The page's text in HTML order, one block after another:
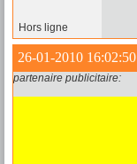
Hors ligne
26-01-2010 16:02:50
partenaire publicitaire: